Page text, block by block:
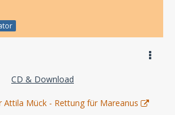
CD & Download
Attila Mück - Rettung für Mareanus